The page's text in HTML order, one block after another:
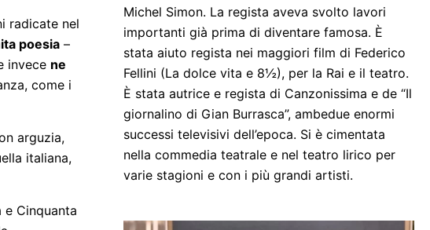
radicate nel
poesia –
invece ne
come i
arguzia,
italiana,
e Cinquanta
Michel Simon. La regista aveva svolto lavori
importanti già prima di diventare famosa. È
stata aiuto regista nei maggiori film di Federico
Fellini (La dolce vita e 8½), per la Rai e il teatro.
È stata autrice e regista di Canzonissima e de “Il
giornalino di Gian Burrasca”, ambedue enormi
successi televisivi dell’epoca. Si è cimentata
nella commedia teatrale e nel teatro lirico per
varie stagioni e con i più grandi artisti.